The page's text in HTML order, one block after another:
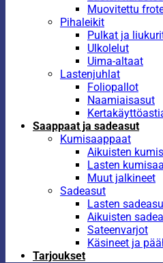
Muovitettu
Pihaleikit
Pulkat ja
Ulkolelut
Uima-altaat
Lastenjuhlat
Foliopallot
Naamiaisasut
Saappaat ja sadeasut
Kumisaappaat
Aikuisten
Lasten
Muut jalkineet
Sadeasut
Lasten
Aikuisten
Sateenvarjot
Käsineet ja
Tarjoukset